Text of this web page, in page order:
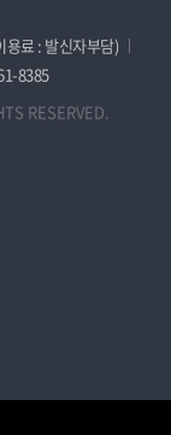
용료 : 발신자부담)
8385
RESERVED.